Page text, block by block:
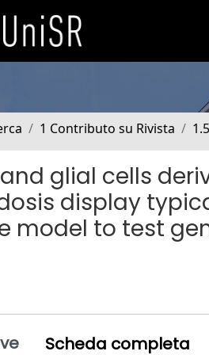
1 Contributo su Rivista
glial cells
display
model to test
Scheda completa